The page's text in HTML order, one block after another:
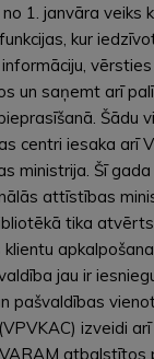
1. janvāra veiks
kur
un saņemt arī
Šādu
centri iesaka arī
ministrija. Šī
attīstības
tika
jau ir
pašvaldības
izveidi
atbalstītos